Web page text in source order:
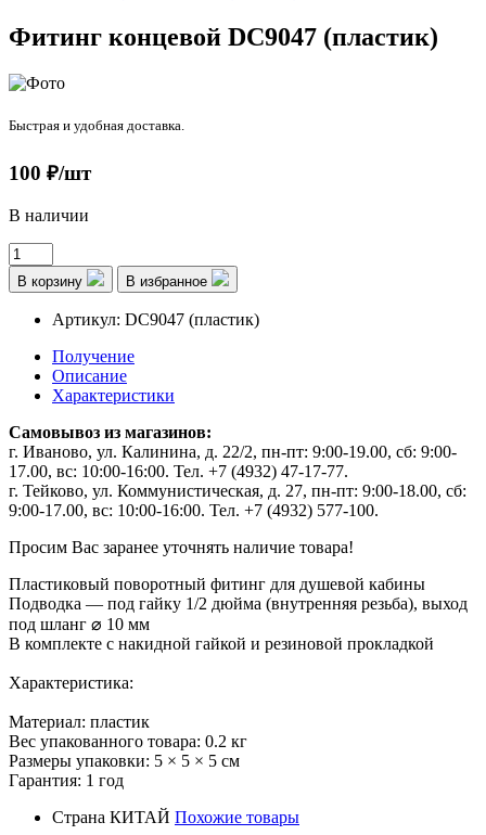
Фитинг концевой DC9047 (пластик)
Быстрая и удобная доставка.
100 ₽/шт
В наличии
В корзину В избранное
Артикул: DC9047 (пластик)
Получение
Описание
Характеристики
Самовывоз из магазинов:
г. Иваново, ул. Калинина, д. 22/2, пн-пт: 9:00-19.00, сб: 9:00-
17.00, вс: 10:00-16:00. Тел. +7 (4932) 47-17-77.
г. Тейково, ул. Коммунистическая, д. 27, пн-пт: 9:00-18.00, сб:
9:00-17.00, вс: 10:00-16:00. Тел. +7 (4932) 577-100.
Просим Вас заранее уточнять наличие товара!
Пластиковый поворотный фитинг для душевой кабины
Подводка — под гайку 1/2 дюйма (внутренняя резьба), выход
под шланг ⌀ 10 мм
В комплекте с накидной гайкой и резиновой прокладкой
Характеристика:
Материал: пластик
Вес упакованного товара: 0.2 кг
Размеры упаковки: 5 × 5 × 5 см
Гарантия: 1 год
Страна КИТАЙ Похожие товары